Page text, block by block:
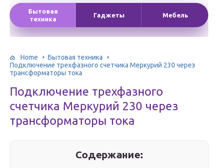
Бытовая
техника
Гаджеты Мебель
Home
Бытовая техника
Подключение трехфазного счетчика Меркурий 230 через
трансформаторы тока
Подключение трехфазного
счетчика Меркурий 230 через
трансформаторы тока
Содержание: